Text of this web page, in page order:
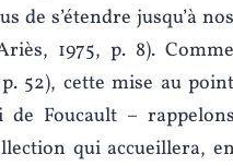
de s’étendre jusqu’à nos
1975, p. 8). Comme
52), cette mise au point
Foucault – rappelons
qui accueillera, en